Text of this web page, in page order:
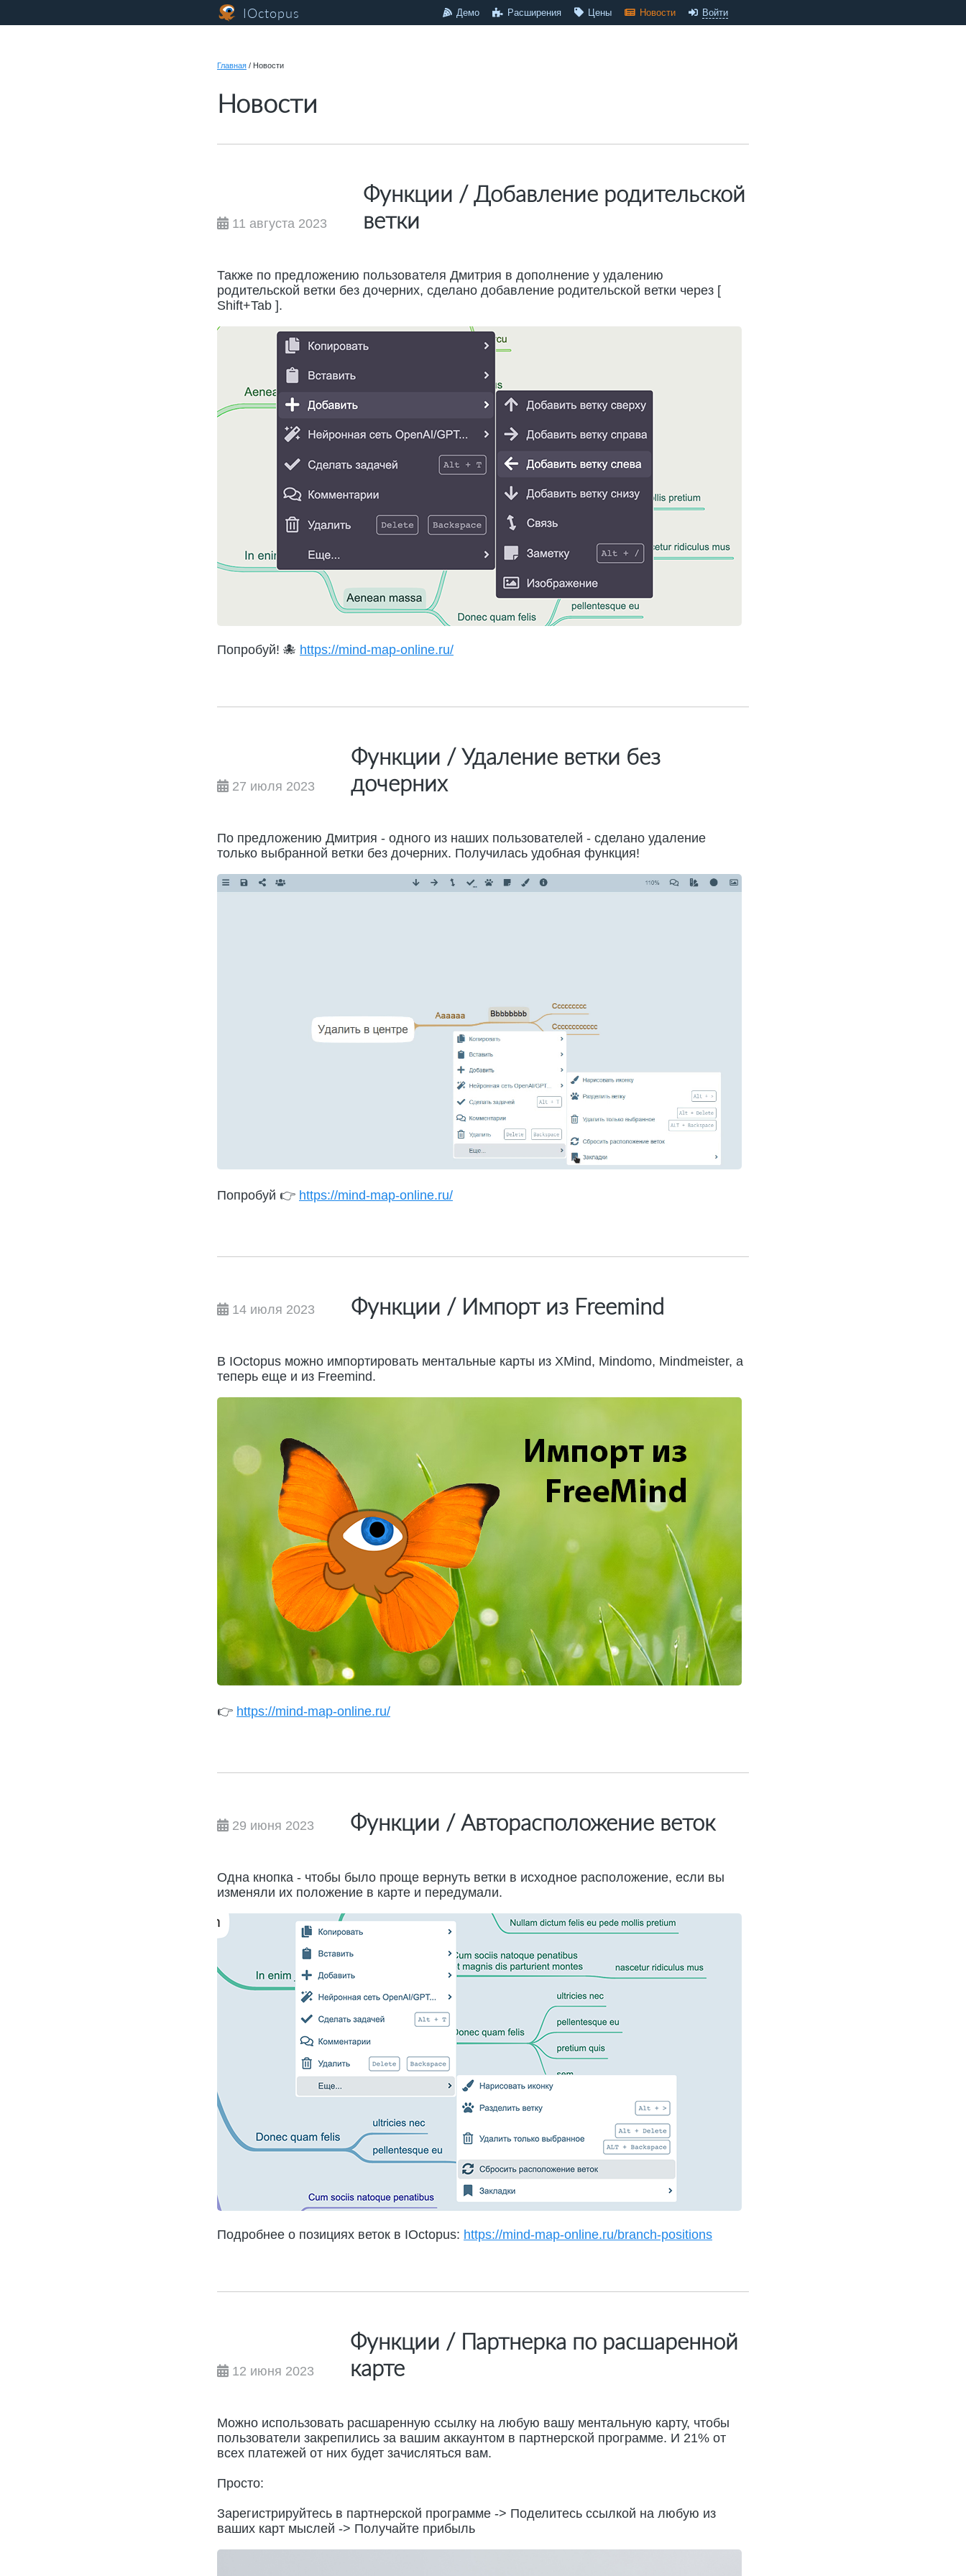
IOctopus Демо Расширения Цены Новости Войти
Главная / Новости
Новости
11 августа 2023
Функции / Добавление родительской
ветки
Также по предложению пользователя Дмитрия в дополнение у удалению
родительской ветки без дочерних, сделано добавление родительской ветки через [
Shift+Tab ].
Попробуй! 🐙 https://mind-map-online.ru/
27 июля 2023
Функции / Удаление ветки без
дочерних
По предложению Дмитрия - одного из наших пользователей - сделано удаление
только выбранной ветки без дочерних. Получилась удобная функция!
Попробуй 👉 https://mind-map-online.ru/
14 июля 2023 Функции / Импорт из Freemind
В IOctopus можно импортировать ментальные карты из XMind, Mindomo, Mindmeister, а
теперь еще и из Freemind.
👉 https://mind-map-online.ru/
29 июня 2023 Функции / Авторасположение веток
Одна кнопка - чтобы было проще вернуть ветки в исходное расположение, если вы
изменяли их положение в карте и передумали.
Подробнее о позициях веток в IOctopus: https://mind-map-online.ru/branch-positions
12 июня 2023
Функции / Партнерка по расшаренной
карте
Можно использовать расшаренную ссылку на любую вашу ментальную карту, чтобы
пользователи закрепились за вашим аккаунтом в партнерской программе. И 21% от
всех платежей от них будет зачисляться вам.
Просто:
Зарегистрируйтесь в партнерской программе -> Поделитесь ссылкой на любую из
ваших карт мыслей -> Получайте прибыль